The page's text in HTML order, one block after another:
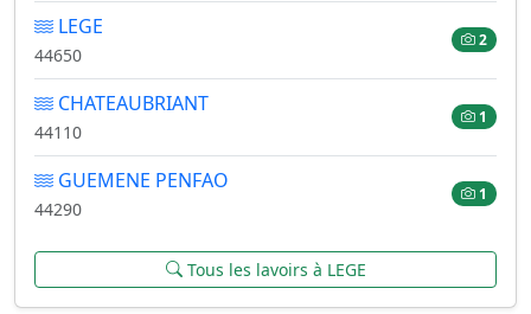
LEGE
44650
2
CHATEAUBRIANT
44110
1
GUEMENE PENFAO
44290
1
Tous les lavoirs à LEGE